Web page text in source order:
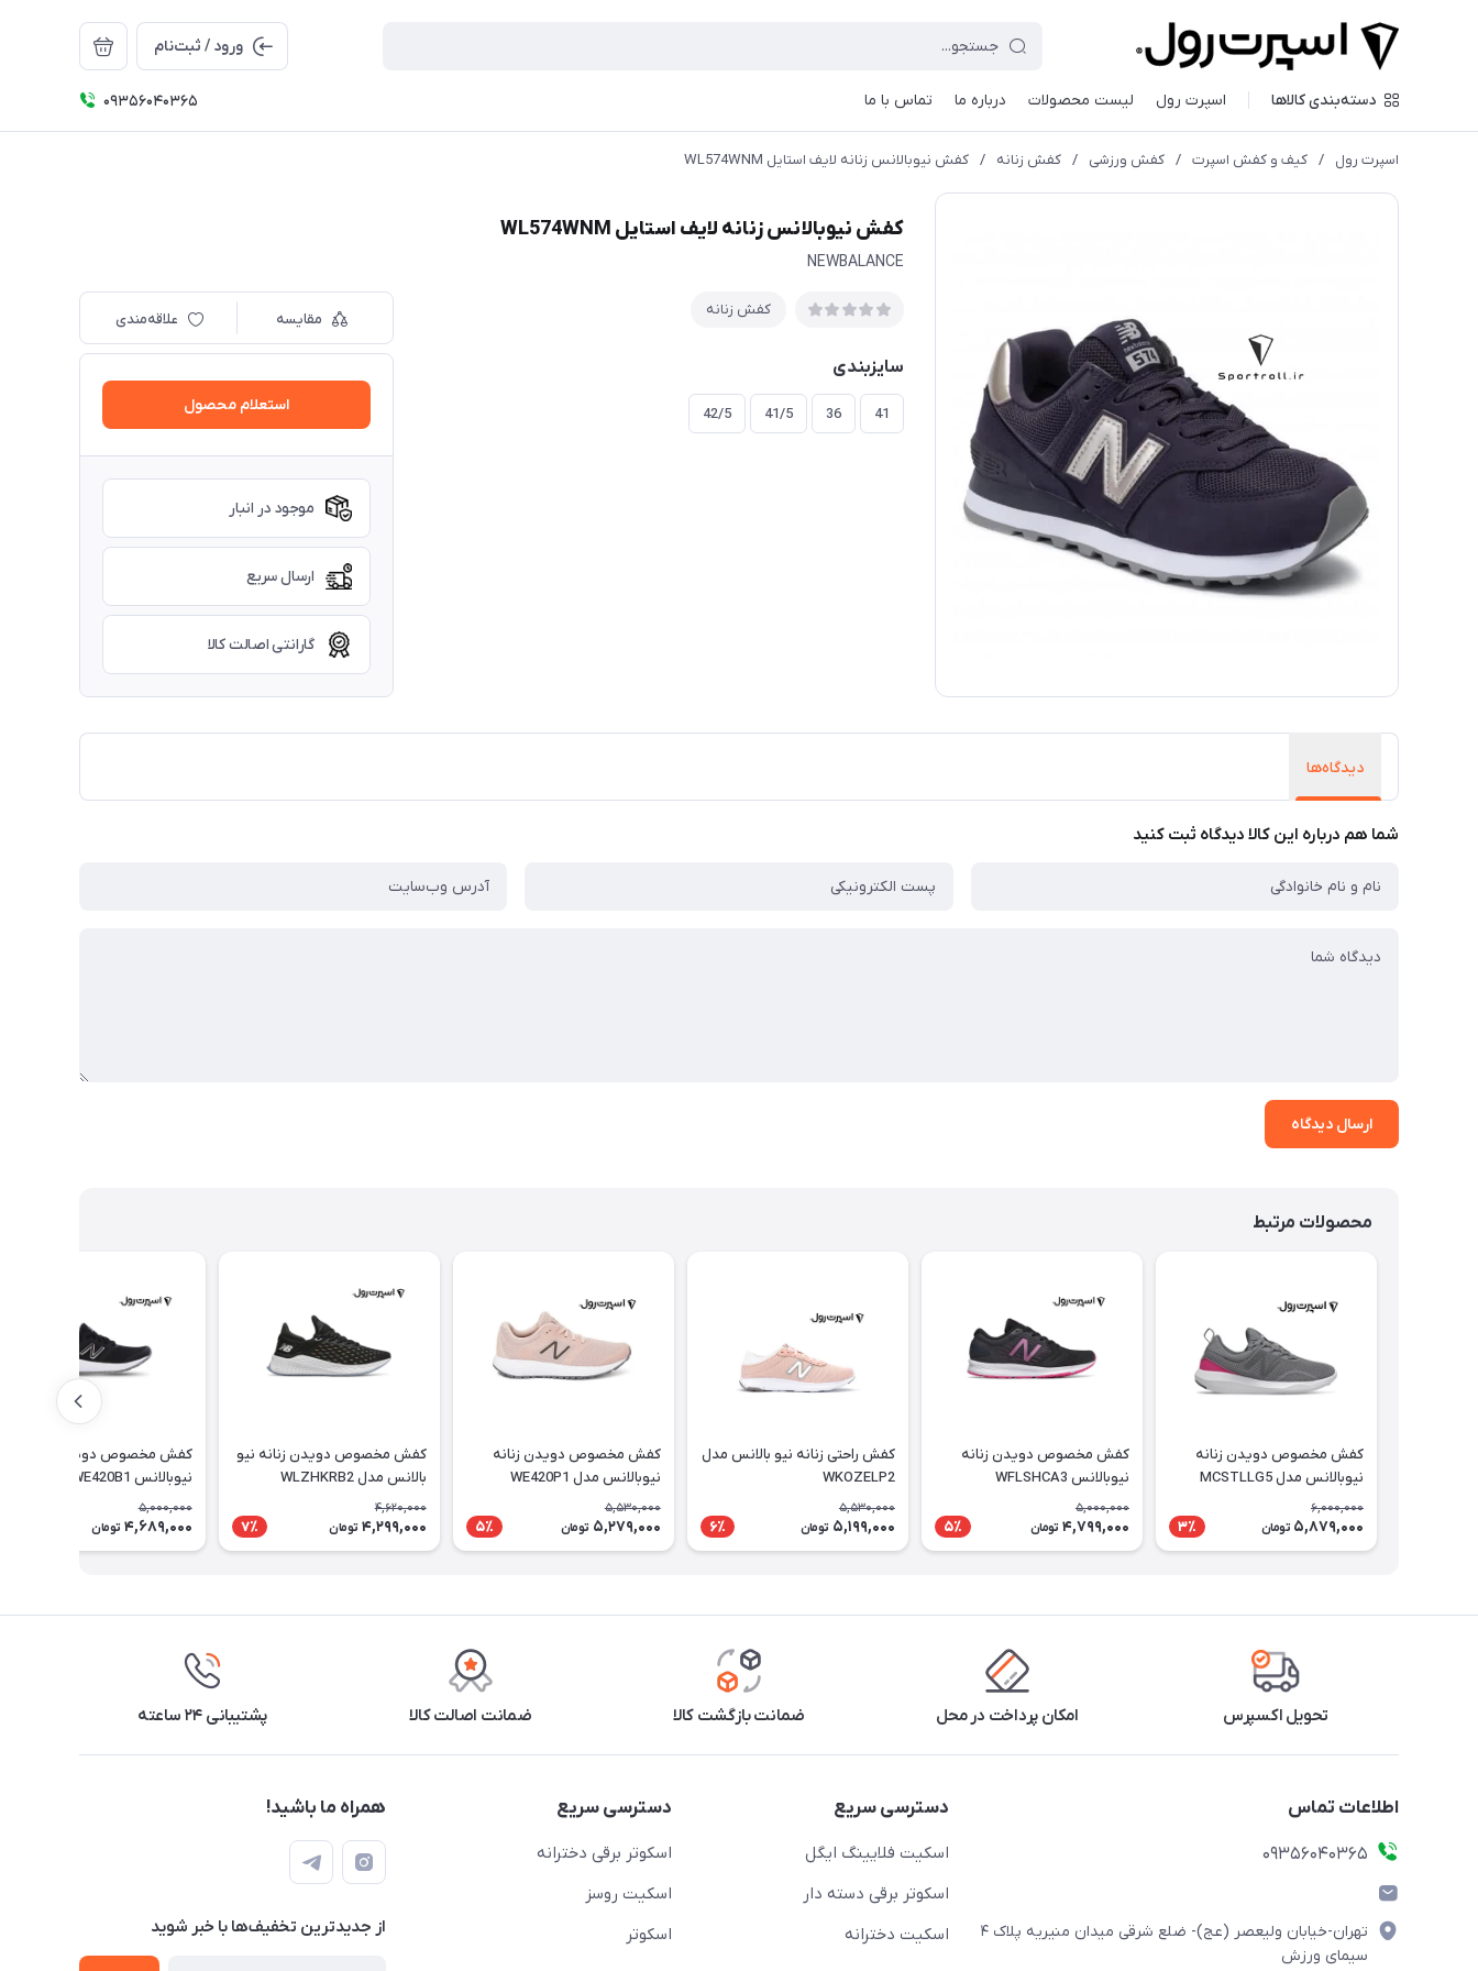
ورود / ثبت‌نام
دسته‌بندی کالاها اسپرت رول لیست محصولات درباره ما تماس با ما 09356040365
اسپرت رول / کیف و کفش اسپرت / کفش ورزشی / کفش زنانه / کفش نیوبالانس زنانه لایف استایل WL574WNM
کفش نیوبالانس زنانه لایف استایل WL574WNM
NEWBALANCE
کفش زنانه
سایزبندی
41
36
41/5
42/5
مقایسه علاقه‌مندی
استعلام محصول
موجود در انبار
ارسال سریع
گارانتی اصالت کالا
دیدگاه‌ها
شما هم درباره این کالا دیدگاه ثبت کنید
ارسال دیدگاه
محصولات مرتبط
کفش مخصوص دویدن زنانه
نیوبالانس مدل MCSTLLG5
6,000,000
5,879,000 تومان 3٪
کفش مخصوص دویدن زنانه
نیوبالانس WFLSHCA3
5,000,000
4,799,000 تومان 5٪
کفش راحتی زنانه نیو بالانس مدل
WKOZELP2
5,530,000
5,199,000 تومان 6٪
کفش مخصوص دویدن زنانه
نیوبالانس مدل WE420P1
5,530,000
5,279,000 تومان 5٪
کفش مخصوص دویدن زنانه نیو
بالانس مدل WLZHKRB2
4,620,000
4,299,000 تومان 7٪
کفش مخصوص دویدن زنانه
نیوبالانس WE420B1
5,000,000
4,689,000 تومان
تحویل اکسپرس امکان پرداخت در محل ضمانت بازگشت کالا ضمانت اصالت کالا پشتیبانی ۲۴ ساعته
اطلاعات تماس
۰۹۳۵۶۰۴۰۳۶۵
تهران-خیابان ولیعصر (عج)- ضلع شرقی میدان منیریه پلاک ۴
سیمای ورزش
دسترسی سریع
اسکیت فلایینگ ایگل
اسکوتر برقی دسته دار
اسکیت دخترانه
دسترسی سریع
اسکوتر برقی دخترانه
اسکیت روسز
اسکوتر
همراه ما باشید!
از جدید‌ترین تخفیف‌ها با‌ خبر شوید